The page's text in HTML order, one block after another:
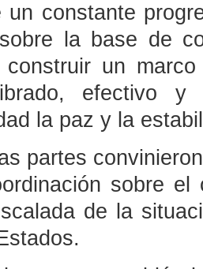
un constante
la base de
construir un
efectivo y
la paz y la
partes
sobre
de la